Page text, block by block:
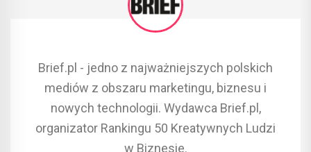
Brief.pl - jedno z najważniejszych polskich
mediów z obszaru marketingu, biznesu i
nowych technologii. Wydawca Brief.pl,
organizator Rankingu 50 Kreatywnych Ludzi
w Biznesie.